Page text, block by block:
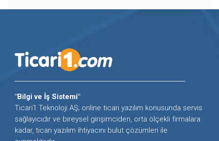
"Bilgi ve İş Sistemi"
Ticari1 Teknoloji AŞ; online ticari yazılım konusunda servis
sağlayıcıdır ve bireysel girişimciden, orta ölçekli firmalara
kadar, ticari yazılım ihtiyacını bulut çözümleri ile